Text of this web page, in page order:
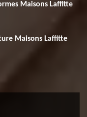
Maisons Laffitte
Maisons Laffitte